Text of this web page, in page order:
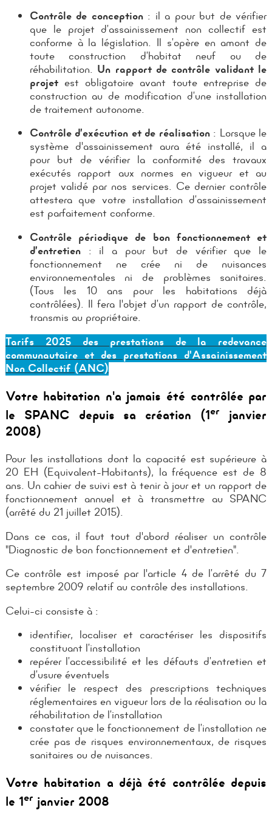
Contrôle de conception : il a pour but de vérifier
que le projet d’assainissement non collectif est
conforme à la législation. Il s’opère en amont de
toute construction d’habitat neuf ou de
réhabilitation. Un rapport de contrôle validant le
projetest obligatoire avant toute entreprise de
construction au de modification d’une installation
de traitement autonome.
Contrôle d’exécution et de réalisation : Lorsque le
système d'assainissement aura été installé, il a
pour but de vérifier la conformité des travaux
exécutés rapport aux normes en vigueur et au
projet validé par nos services. Ce dernier contrôle
attestera que votre installation d’assainissement
est parfaitement conforme.
Contrôle périodique de bon fonctionnement et
d’entretien: il a pour but de vérifier que le
fonctionnement ne crée ni de nuisances
environnementales ni de problèmes sanitaires.
(Tous les 10 ans pour les habitations déjà
contrôlées). Il fera l'objet d’un rapport de contrôle,
transmis au propriétaire.
Tarifs 2025 des prestations de la redevance
communautaire et des prestations d'Assainissement
Non Collectif (ANC)
Votre habitation n'a jamais été contrôlée par
le SPANC depuis sa création (1er
janvier
2008)
Pour les installations dont la capacité est supérieure à
20 EH (Equivalent-Habitants), la fréquence est de 8
ans. Un cahier de suivi est à tenir à jour et un rapport de
fonctionnement annuel et à transmettre au SPANC
(arrêté du 21 juillet 2015).
Dans ce cas, il faut tout d'abord réaliser un contrôle
"Diagnostic de bon fonctionnement et d'entretien".
Ce contrôle est imposé par l'article 4 de l’arrêté du 7
septembre 2009 relatif au contrôle des installations.
Celui-ci consiste à :
identifier, localiser et caractériser les dispositifs
constituant l’installation
repérer l’accessibilité et les défauts d’entretien et
d’usure éventuels
vérifier le respect des prescriptions techniques
réglementaires en vigueur lors de la réalisation ou la
réhabilitation de l’installation
constater que le fonctionnement de l’installation ne
crée pas de risques environnementaux, de risques
sanitaires ou de nuisances.
Votre habitation a déjà été contrôlée depuis
le 1er janvier 2008